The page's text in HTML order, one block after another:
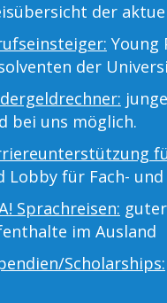
der
Young
der
bei uns möglich.
Lobby für Fach-
Sprachreisen:
im Ausland
Scholarships: